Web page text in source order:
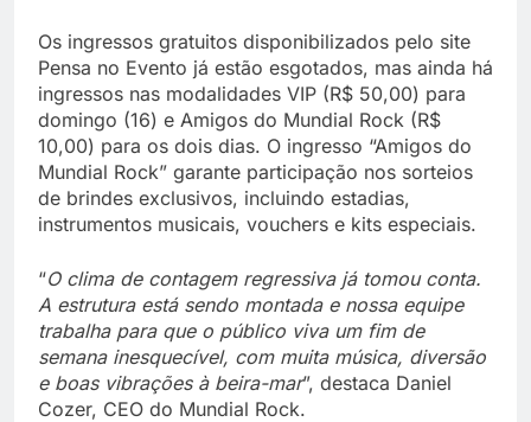
Os ingressos gratuitos disponibilizados pelo site
Pensa no Evento já estão esgotados, mas ainda há
ingressos nas modalidades VIP (R$ 50,00) para
domingo (16) e Amigos do Mundial Rock (R$
10,00) para os dois dias. O ingresso “Amigos do
Mundial Rock” garante participação nos sorteios
de brindes exclusivos, incluindo estadias,
instrumentos musicais, vouchers e kits especiais.
“O clima de contagem regressiva já tomou conta.
A estrutura está sendo montada e nossa equipe
trabalha para que o público viva um fim de
semana inesquecível, com muita música, diversão
e boas vibrações à beira-mar”, destaca Daniel
Cozer, CEO do Mundial Rock.